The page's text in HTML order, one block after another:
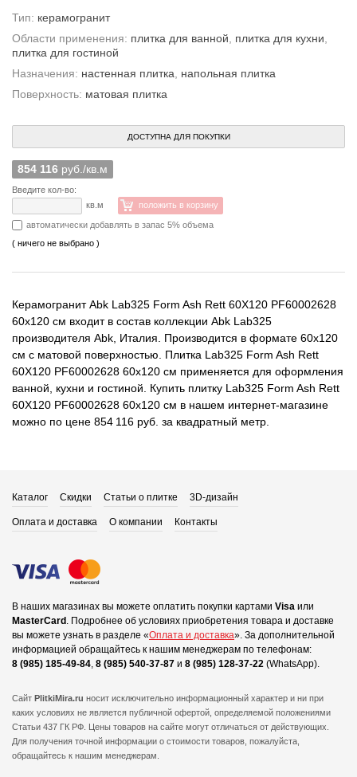
Тип: керамогранит
Области применения: плитка для ванной плитка для кухни
плитка для гостиной
Назначения: настенная плитка
напольная плитка
Поверхность: матовая плитка
ДОСТУПНА ДЛЯ ПОКУПКИ
854 116 руб./кв.м
Введите кол-во:
кв.м
положить в корзину
автоматически добавлять в запас 5% объема
( ничего не выбрано )
Керамогранит Abk Lab325 Form Ash Rett 60X120 PF60002628
60x120 см входит в состав коллекции Abk Lab325
производителя Abk, Италия. Производится в формате 60x120
см с матовой поверхностью. Плитка Lab325 Form Ash Rett
60X120 PF60002628 60x120 см применяется для оформления
ванной, кухни и гостиной. Купить плитку Lab325 Form Ash Rett
60X120 PF60002628 60x120 см в нашем интернет-магазине
можно по цене 854 116 руб. за квадратный метр.
Каталог Скидки Статьи о плитке 3D-дизайн
Оплата и доставка О компании Контакты
В наших магазинах вы можете оплатить покупки картами Visa или
MasterCard . Подробнее об условиях приобретения товара и доставке
вы можете узнать в разделе «Оплата и доставка». За дополнительной
информацией обращайтесь к нашим менеджерам по телефонам:
8 (985) 185-49-84, 8 (985) 540-37-87 и 8 (985) 128-37-22 (WhatsApp).
Сайт PlitkiMira.ru носит исключительно информационный характер и ни при
каких условиях не является публичной офертой, определяемой положениями
Статьи 437 ГК РФ. Цены товаров на сайте могут отличаться от действующих.
Для получения точной информации о стоимости товаров, пожалуйста,
обращайтесь к нашим менеджерам.